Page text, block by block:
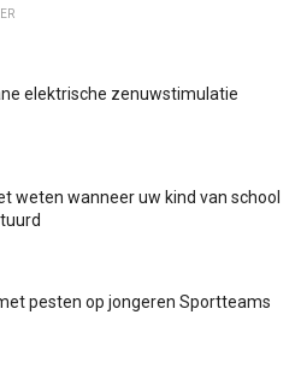
elektrische zenuwstimulatie
weten wanneer uw kind van school
pesten op jongeren Sportteams